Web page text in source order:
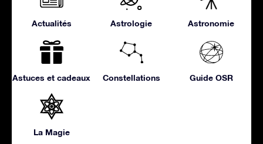
Actualités Astrologie Astronomie
Astuces et cadeaux Constellations Guide OSR
La Magie